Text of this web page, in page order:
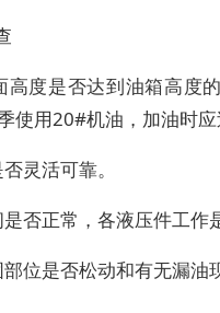
高度是否达到油箱高度
使用20#机油，加油时应
灵活可靠。
否正常，各液压件工作
位是否松动和有无漏油